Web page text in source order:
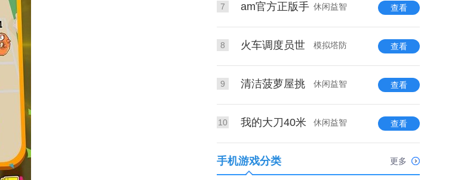
7 am官方正版手 休闲益智 查看
8 火车调度员世 模拟塔防 查看
9 清洁菠萝屋挑 休闲益智 查看
10 我的大刀40米 休闲益智 查看
手机游戏分类 更多